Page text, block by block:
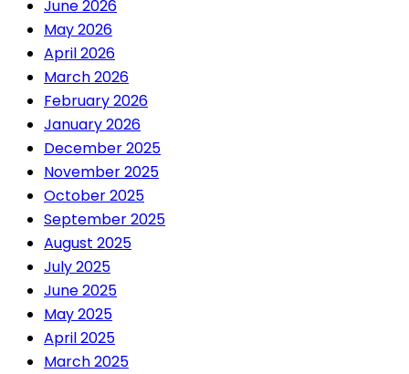
June 2026
May 2026
April 2026
March 2026
February 2026
January 2026
December 2025
November 2025
October 2025
September 2025
August 2025
July 2025
June 2025
May 2025
April 2025
March 2025